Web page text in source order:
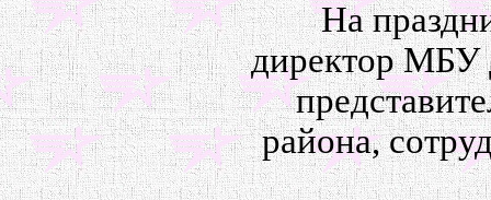
На
директор
района,